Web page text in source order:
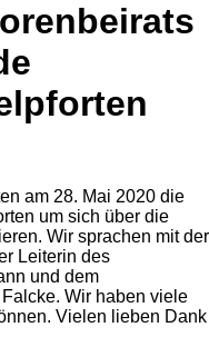
am 28. Mai 2020 die
um sich über die
Wir sprachen mit der
Leiterin des
und dem
Wir haben viele
Vielen lieben Dank